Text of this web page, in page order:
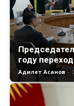
году
Адилет Асанов -